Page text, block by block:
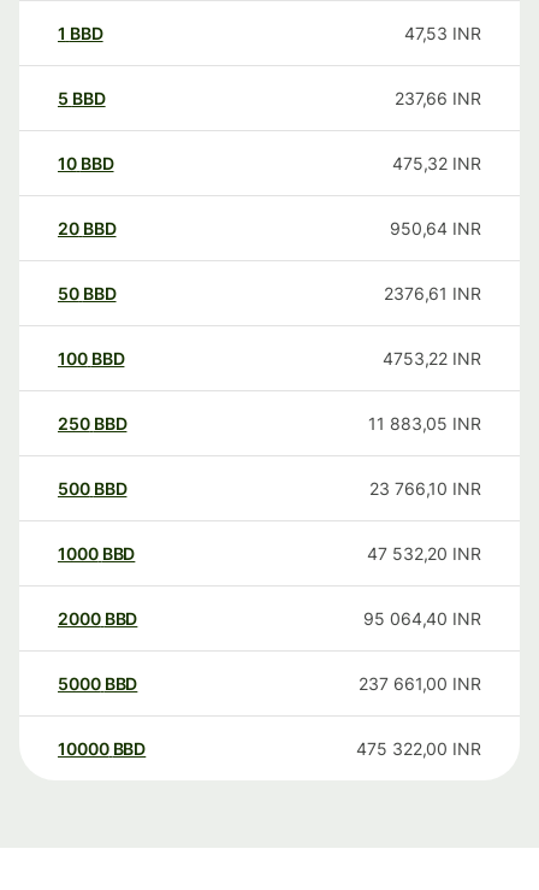
1 BBD 47,53 INR
5 BBD 237,66 INR
10 BBD 475,32 INR
20 BBD 950,64 INR
50 BBD 2376,61 INR
100 BBD 4753,22 INR
250 BBD 11 883,05 INR
500 BBD 23 766,10 INR
1000 BBD 47 532,20 INR
2000 BBD 95 064,40 INR
5000 BBD 237 661,00 INR
10000 BBD 475 322,00 INR